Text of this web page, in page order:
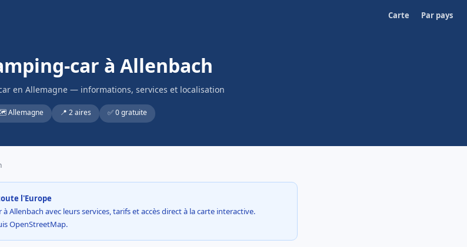
Carte Par pays
car à Allenbach
en Allemagne — informations, services et localisation
Allemagne 📍 2 aires ✅ 0 gratuite
l'Europe
Allenbach avec leurs services, tarifs et accès direct à la carte interactive.
OpenStreetMap.